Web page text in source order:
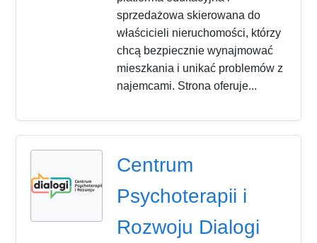
sprzedażowa skierowana do
właścicieli nieruchomości, którzy
chcą bezpiecznie wynajmować
mieszkania i unikać problemów z
najemcami. Strona oferuje...
Centrum
Psychoterapii i
Rozwoju Dialogi